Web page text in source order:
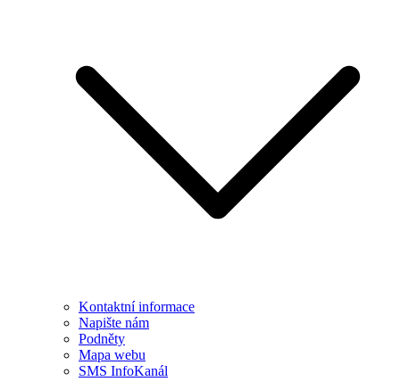
Kontaktní informace
Napište nám
Podněty
Mapa webu
SMS InfoKanál